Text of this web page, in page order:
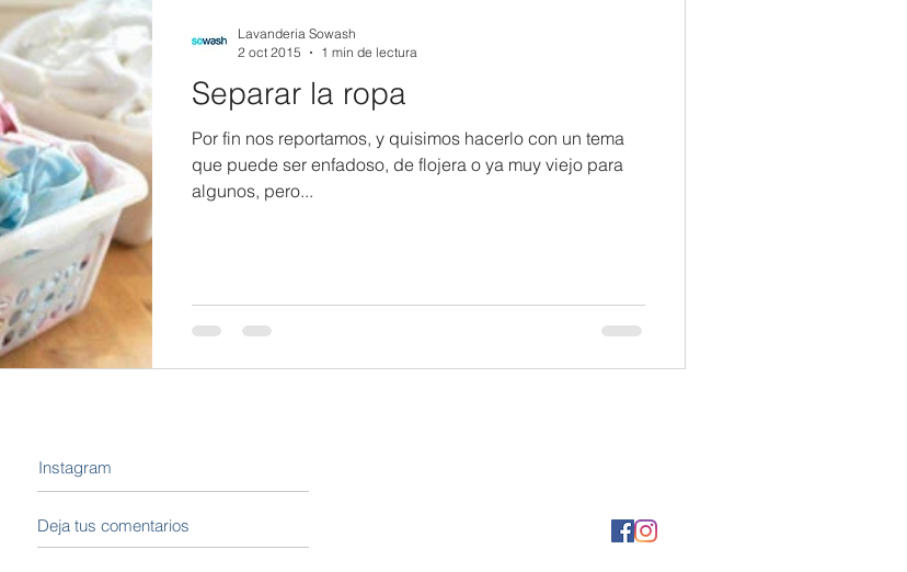
Separar la ropa
Por fin nos reportamos, y quisimos hacerlo con un tema
que puede ser enfadoso, de flojera o ya muy viejo para
algunos, pero...
Lavanderia Sowash
2 oct 2015
1 min de lectura
Deja tus comentarios
Instagram